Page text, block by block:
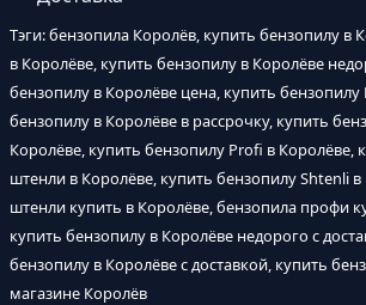
Тэги: бензопила Королёв, купить бензопилу в
в Королёве, купить бензопилу в Королёве
бензопилу в Королёве цена, купить
бензопилу в Королёве в рассрочку, купить
Королёве, купить бензопилу Profi в Королёве,
штенли в Королёве, купить бензопилу Shtenli
штенли купить в Королёве, бензопила профи
купить бензопилу в Королёве недорого с
бензопилу в Королёве с доставкой, купить
магазине Королёв